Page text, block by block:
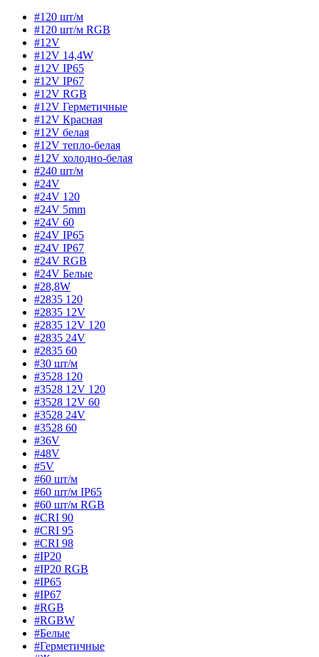
#120 шт/м
#120 шт/м RGB
#12V
#12V 14,4W
#12V IP65
#12V IP67
#12V RGB
#12V Герметичные
#12V Красная
#12V белая
#12V тепло-белая
#12V холодно-белая
#240 шт/м
#24V
#24V 120
#24V 5mm
#24V 60
#24V IP65
#24V IP67
#24V RGB
#24V Белые
#28,8W
#2835 120
#2835 12V
#2835 12V 120
#2835 24V
#2835 60
#30 шт/м
#3528 120
#3528 12V 120
#3528 12V 60
#3528 24V
#3528 60
#36V
#48V
#5V
#60 шт/м
#60 шт/м IP65
#60 шт/м RGB
#CRI 90
#CRI 95
#CRI 98
#IP20
#IP20 RGB
#IP65
#IP67
#RGB
#RGBW
#Белые
#Герметичные